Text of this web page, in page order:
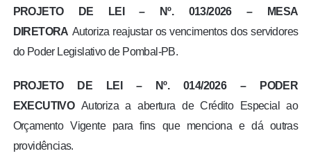
PROJETO DE LEI – Nº. 013/2026 – MESA
DIRETORA Autoriza reajustar os vencimentos dos servidores
do Poder Legislativo de Pombal-PB.
PROJETO DE LEI – Nº. 014/2026 – PODER
EXECUTIVO Autoriza a abertura de Crédito Especial ao
Orçamento Vigente para fins que menciona e dá outras
providências.